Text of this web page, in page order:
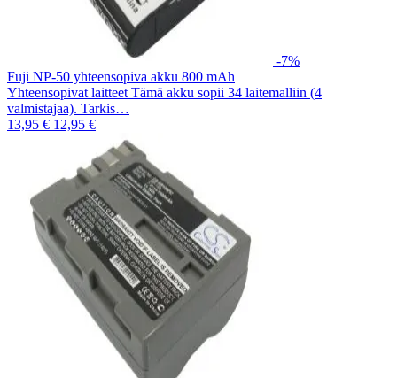
-7%
Fuji NP-50 yhteensopiva akku 800 mAh
Yhteensopivat laitteet Tämä akku sopii 34 laitemalliin (4
valmistajaa). Tarkis…
13,95 € 12,95 €